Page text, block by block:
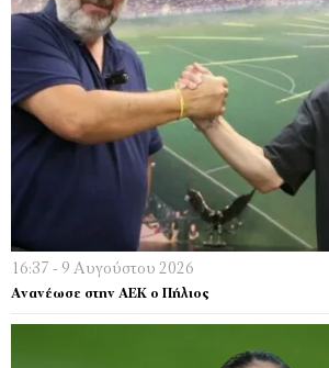
16:37 - 9 Αυγούστου 2026
Ανανέωσε στην ΑΕΚ ο Πήλιος